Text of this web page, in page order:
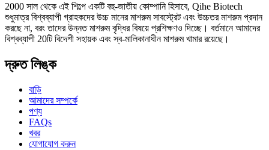
2000 সাল থেকে এই শিল্পে একটি বহু-জাতীয় কোম্পানি হিসাবে, Qihe Biotech
শুধুমাত্র বিশ্বব্যাপী গ্রাহকদের উচ্চ মানের মাশরুম সাবস্ট্রেট এবং উচ্চতর মাশরুম প্রদান
করছে না, বরং তাদের উন্নত মাশরুম বৃদ্ধির বিষয়ে প্রশিক্ষণও দিচ্ছে। বর্তমানে আমাদের
বিশ্বব্যাপী 20টি বিদেশী সহায়ক এবং স্ব-মালিকানাধীন মাশরুম খামার রয়েছে।
দ্রুত লিঙ্ক
বাড়ি
আমাদের সম্পর্কে
পণ্য
FAQs
খবর
যোগাযোগ করুন